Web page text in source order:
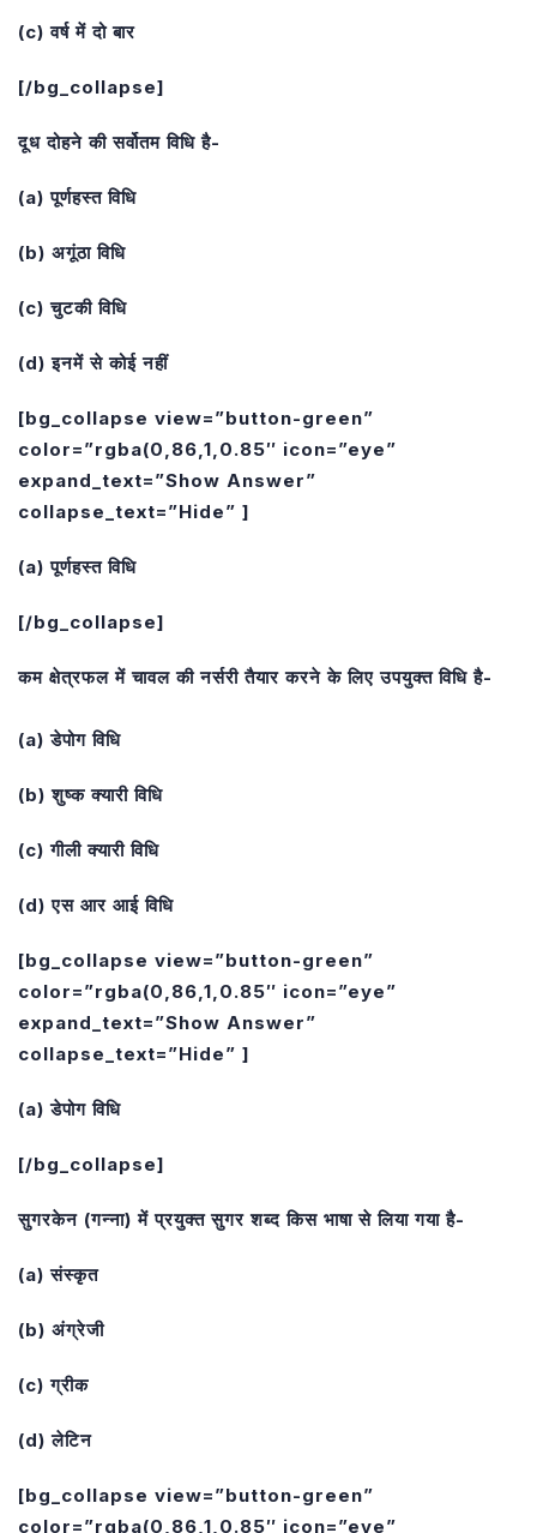
(c) वर्ष में दो बार
[/bg_collapse]
दूध दोहने की सर्वोतम विधि है-
(a) पूर्णहस्त विधि
(b) अगूंठा विधि
(c) चुटकी विधि
(d) इनमें से कोई नहीं
[bg_collapse view=”button-green”
color=”rgba(0,86,1,0.85″ icon=”eye”
expand_text=”Show Answer”
collapse_text=”Hide” ]
(a) पूर्णहस्त विधि
[/bg_collapse]
कम क्षेत्रफल में चावल की नर्सरी तैयार करने के लिए उपयुक्त विधि है-
(a) डेपोग विधि
(b) शुष्क क्यारी विधि
(c) गीली क्यारी विधि
(d) एस आर आई विधि
[bg_collapse view=”button-green”
color=”rgba(0,86,1,0.85″ icon=”eye”
expand_text=”Show Answer”
collapse_text=”Hide” ]
(a) डेपोग विधि
[/bg_collapse]
सुगरकेन (गन्ना) में प्रयुक्त सुगर शब्द किस भाषा से लिया गया है-
(a) संस्कृत
(b) अंग्रेजी
(c) ग्रीक
(d) लेटिन
[bg_collapse view=”button-green”
color=”rgba(0,86,1,0.85″ icon=”eye”